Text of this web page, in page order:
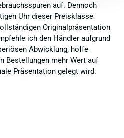
auf. Dennoch
Uhr dieser Preisklasse
Originalpräsentation
ich den Händler aufgrund
Abwicklung, hoffe
Bestellungen mehr Wert auf
Präsentation gelegt wird.